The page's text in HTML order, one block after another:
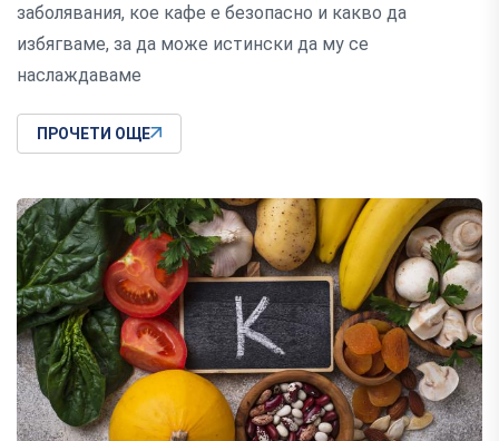
заболявания, кое кафе е безопасно и какво да
избягваме, за да може истински да му се
наслаждаваме
ПРОЧЕТИ ОЩЕ